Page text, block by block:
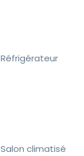
Réfrigérateur
Salon climatisé